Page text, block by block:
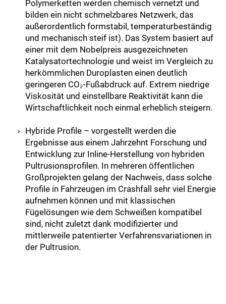
Polymerketten werden chemisch vernetzt und
bilden ein nicht schmelzbares Netzwerk, das
außerordentlich formstabil, temperaturbeständig
und mechanisch steif ist). Das System basiert auf
einer mit dem Nobelpreis ausgezeichneten
Katalysatortechnologie und weist im Vergleich zu
herkömmlichen Duroplasten einen deutlich
geringeren CO₂-Fußabdruck auf. Extrem niedrige
Viskosität und einstellbare Reaktivität kann die
Wirtschaftlichkeit noch einmal erheblich steigern.
Hybride Profile – vorgestellt werden die
Ergebnisse aus einem Jahrzehnt Forschung und
Entwicklung zur Inline-Herstellung von hybriden
Pultrusionsprofilen. In mehreren öffentlichen
Großprojekten gelang der Nachweis, dass solche
Profile in Fahrzeugen im Crashfall sehr viel Energie
aufnehmen können und mit klassischen
Fügelösungen wie dem Schweißen kompatibel
sind, nicht zuletzt dank modifizierter und
mittlerweile patentierter Verfahrensvariationen in
der Pultrusion.